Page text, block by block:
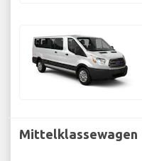
Mittelklassewagen